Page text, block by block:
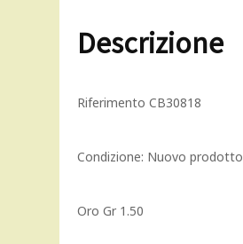
Descrizione
Riferimento CB30818
Condizione: Nuovo prodotto
Oro Gr 1.50